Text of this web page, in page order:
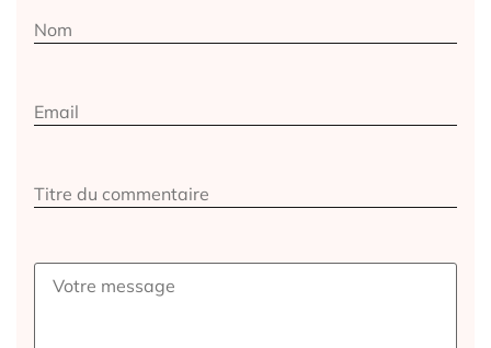
Alternative: